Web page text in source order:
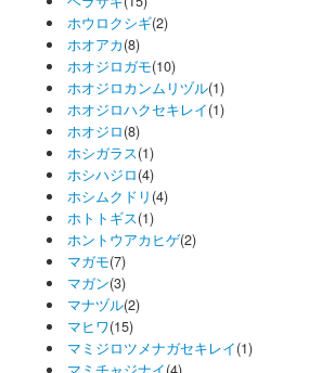
ホウロクシギ(2)
ホオアカ(8)
ホオジロガモ(10)
ホオジロカンムリヅル(1)
ホオジロハクセキレイ(1)
ホオジロ(8)
ホシガラス(1)
ホシハジロ(4)
ホシムクドリ (4)
ホトトギス(1)
ホントウアカヒゲ(2)
マガモ(7)
マガン(3)
マナヅル(2)
マヒワ(15)
マミジロツメナガセキレイ(1)